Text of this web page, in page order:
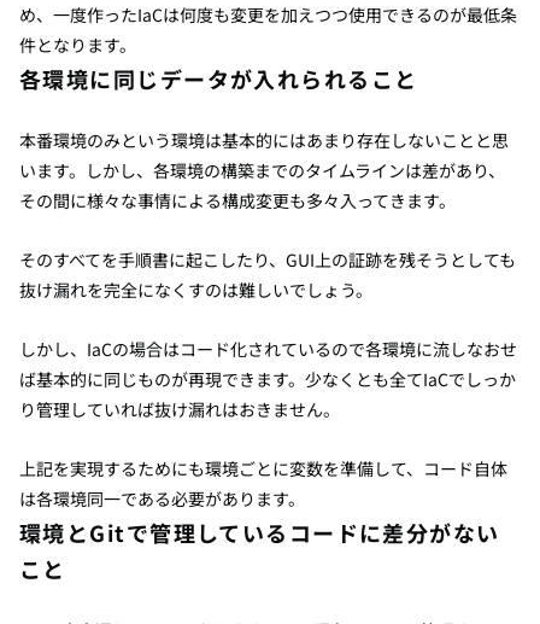
め、一度作ったIaCは何度も変更を加えつつ使用できるのが最低条
件となります。
各環境に同じデータが入れられること
本番環境のみという環境は基本的にはあまり存在しないことと思
います。しかし、各環境の構築までのタイムラインは差があり、
その間に様々な事情による構成変更も多々入ってきます。
そのすべてを手順書に起こしたり、GUI上の証跡を残そうとしても
抜け漏れを完全になくすのは難しいでしょう。
しかし、IaCの場合はコード化されているので各環境に流しなおせ
ば基本的に同じものが再現できます。少なくとも全てIaCでしっか
り管理していれば抜け漏れはおきません。
上記を実現するためにも環境ごとに変数を準備して、コード自体
は各環境同一である必要があります。
環境とGitで管理しているコードに差分がない
こと